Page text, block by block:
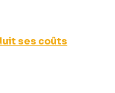
ses coûts